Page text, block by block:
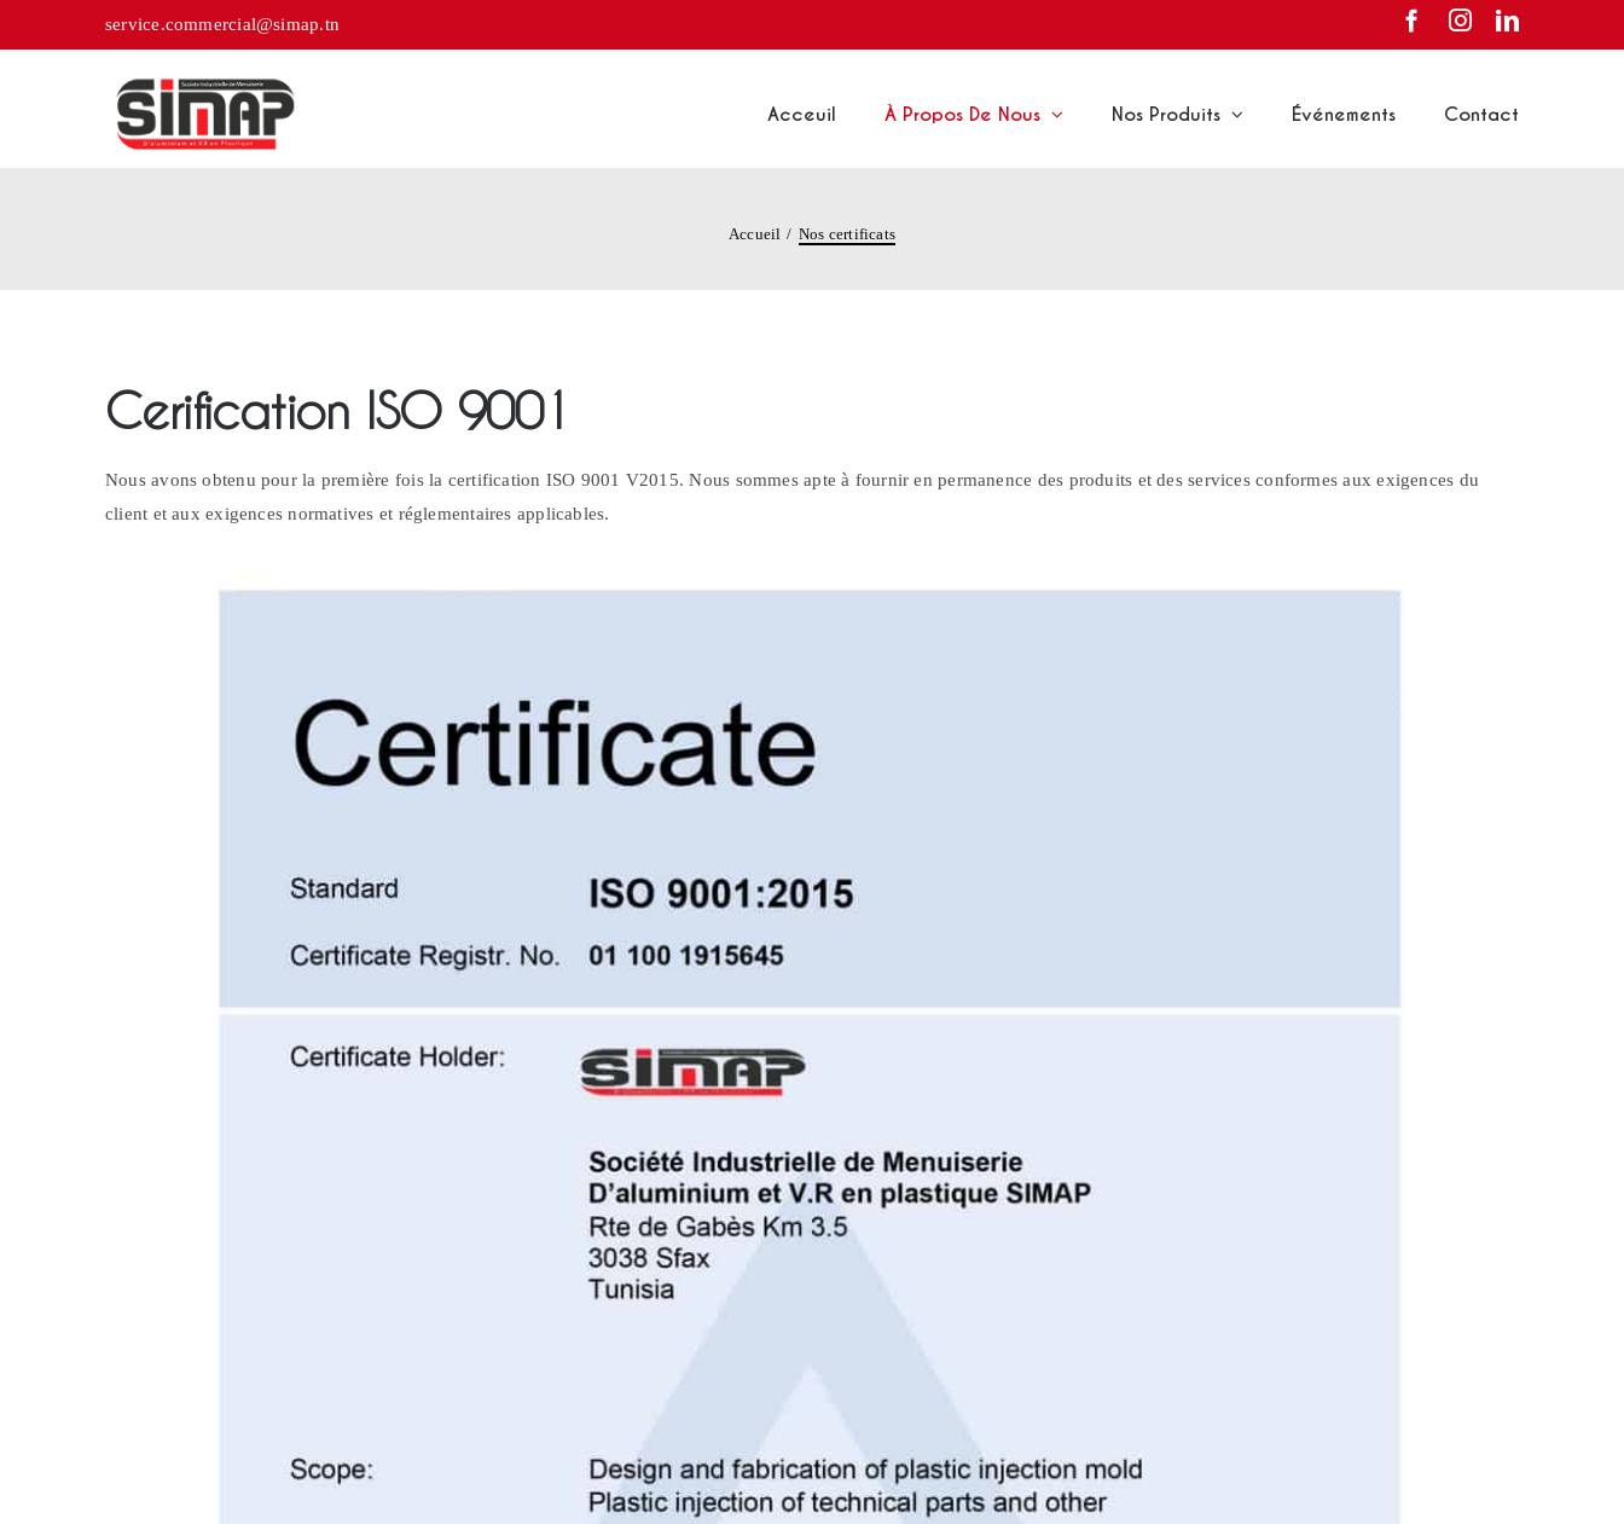
au
service.commercial@simap.tn Facebook
InstagramLinkedIn
Acceuil À Propos De Nous Nos Produits Événements Contact
Accueil Nos certificats
Cerification ISO 9001
Nous avons obtenu pour la première fois la certification ISO 9001 V2015. Nous sommes apte à fournir en permanence des produits et des services conformes aux exigences du
client et aux exigences normatives et réglementaires applicables.